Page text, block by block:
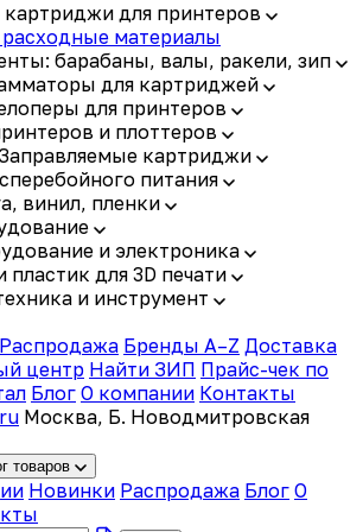
для принтеров
расходные материалы
барабаны, валы, ракели, зип
для картриджей
для принтеров
и плоттеров
картриджи
питания
винил, пленки
и электроника
пластик для 3D печати
и инструмент
Распродажа Бренды A–Z Доставка
центр Найти ЗИП Прайс-чек по
Блог О компании Контакты
Москва, Б. Новодмитровская
товаров
Новинки Распродажа Блог О